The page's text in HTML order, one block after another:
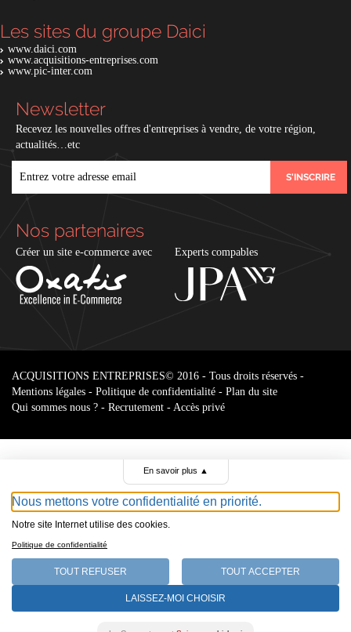
Les sites du groupe Daici
www.daici.com
www.acquisitions-entreprises.com
www.pic-inter.com
Newsletter
Recevez les nouvelles offres d'entreprises à vendre, de votre région,
actualités…etc
Nos partenaires
Créer un site e-commerce avec Experts compables
ACQUISITIONS ENTREPRISES© 2016 - Tous droits réservés -
Mentions légales - Politique de confidentialité - Plan du site
Qui sommes nous ? - Recrutement - Accès privé
annonces
En savoir plus ▲
Nous mettons votre confidentialité en priorité.
Notre site Internet utilise des cookies.
Politique de confidentialité
TOUT REFUSER TOUT ACCEPTER
LAISSEZ-MOI CHOISIR